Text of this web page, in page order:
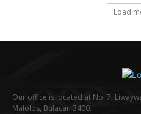
Load
Our office is located at No. 7,
Malolos, Bulacan 3400.